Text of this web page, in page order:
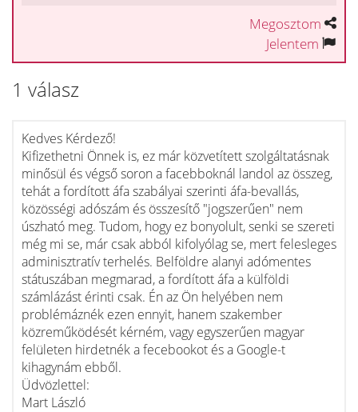
Megosztom
Jelentem
1 válasz
Kedves Kérdező!
Kifizethetni Önnek is, ez már közvetített szolgáltatásnak
minősül és végső soron a facebboknál landol az összeg,
tehát a fordított áfa szabályai szerinti áfa-bevallás,
közösségi adószám és összesítő "jogszerűen" nem
úszható meg. Tudom, hogy ez bonyolult, senki se szereti
még mi se, már csak abból kifolyólag se, mert felesleges
adminisztratív terhelés. Belföldre alanyi adómentes
státuszában megmarad, a fordított áfa a külföldi
számlázást érinti csak. Én az Ön helyében nem
problémáznék ezen ennyit, hanem szakember
közreműködését kérném, vagy egyszerűen magyar
felületen hirdetnék a fecebookot és a Google-t
kihagynám ebből.
Üdvözlettel:
Mart László